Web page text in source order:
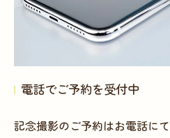
電話でご予約を受付中
記念撮影のご予約はお電話に